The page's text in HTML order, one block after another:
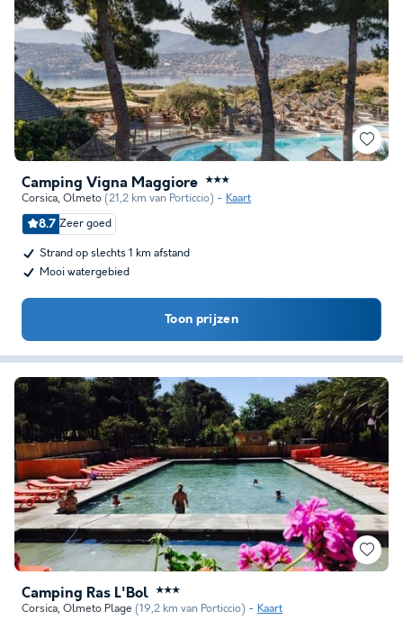
Camping Vigna Maggiore ★★★
Corsica, Olmeto (21,2 km van Porticcio) Kaart
8.7 Zeer goed
Strand op slechts 1 km afstand
Mooi watergebied
Toon prijzen
Camping Ras L'Bol ★★★
Corsica, Olmeto Plage (19,2 km van Porticcio) Kaart